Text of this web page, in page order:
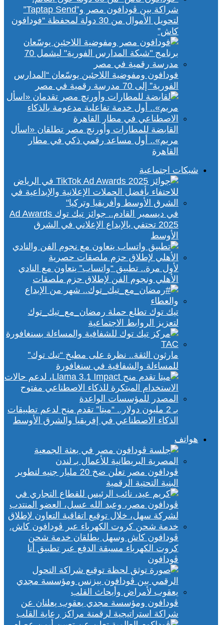
شراكة بين ڤودافون مصر و”Taptap Send”
لتحويل الأموال من 30 دولة لمحفظة “فودافون
كاش”
فودافون ومفوضية اللاجئين يوسّعان “المدارس
الفورية” إلى 70 مدرسة رقمية في مصر
القابضة للمطارات وأورنچ مصر تطلقان «اسأل
مريم».. أول مساعد رقمي ذكي في مطار
القاهرة
شبكات اجتماعية
في ديسمبر القادم.. جوائز تيك توك Ad Awards
2025 تحتفي بالإبداع الإعلاني في الشرق
الأوسط
لأول مرة.. تطبيق “واتساب” يتعاون مع النادي
الأهلي ونجوم الفن لإطلاق حزم ملصقات
تيك توك تطلع حملة رمضان_مع_تيك_توك
لتعزيز الروابط الاجتماعية
مارثون الثقة.. نظرة على مطبخ “تيك توك”
للمساءلة والشفافية في سنغافورة
بـ 2 مليون دولار.. “ميتا” تقدم منح لدعم تطبيقات
الذكاء الاصطناعي في إفريقيا والشرق الأوسط
هواتف
ڤودافون مصر تعلن ضخ 20 مليار جنيه لتطوير
البنية التحتية الرقمية
ڤودافون كاش وسهل يطلقان خدمة شحن
كروت الكهرباء مسبقة الدفع عبر تطبيق أنا
ڤودافون
ڤودافون ومؤسسة مجدي يعقوب يعلنان عن
شراكة استراتيجية لرقمنة مراكز رعاية القلب